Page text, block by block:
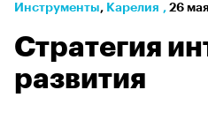
Инструменты⁠, Карелия , 26
Стратегия
развития